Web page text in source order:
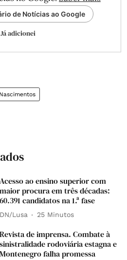
de Notícias ao Google
Já adicionei
Nascimentos
Acesso ao ensino superior com
maior procura em três décadas:
60.391 candidatos na 1.ª fase
DN/Lusa 25 Minutos
Revista de imprensa. Combate à
sinistralidade rodoviária estagna e
Montenegro falha promessa